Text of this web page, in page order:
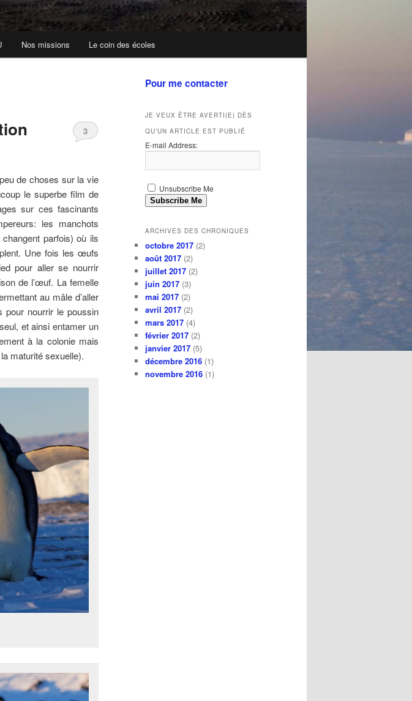
Nos missions Le coin des écoles
3
de choses sur la vie
le superbe film de
sur ces fascinants
les manchots
parfois) où ils
Une fois les œufs
pour aller se nourrir
de l’œuf. La femelle
au mâle d’aller
pour nourrir le poussin
et ainsi entamer un
à la colonie mais
maturité sexuelle).
Pour me contacter
JE VEUX ÊTRE AVERTI(E) DÈS
QU’UN ARTICLE EST PUBLIÉ
E-mail Address:
Unsubscribe Me
Subscribe Me
ARCHIVES DES CHRONIQUES
octobre 2017 (2)
août 2017 (2)
juillet 2017 (2)
juin 2017 (3)
mai 2017 (2)
avril 2017 (2)
mars 2017 (4)
février 2017 (2)
janvier 2017 (5)
décembre 2016 (1)
novembre 2016 (1)